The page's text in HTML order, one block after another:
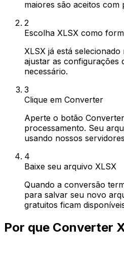
maiores são aceitos com
2
Escolha XLSX como
XLSX já está
ajustar as configurações
necessário.
3
Clique em Converter
Aperte o botão
processamento. Seu
usando nossos
4
Baixe seu arquivo XLSX
Quando a conversão
para salvar seu novo
gratuitos ficam
Por que Converter